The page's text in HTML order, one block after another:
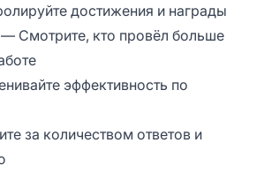
достижения и награды
— Смотрите, кто провёл больше
эффективность по
за количеством ответов и